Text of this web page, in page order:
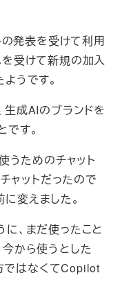
の発表を受けて利用
受けて新規の加入
うです。
成AIのブランドを
す。
うためのチャット
ャットだったので
変えました。
、まだ使ったこと
から使うとした
ではなくてCopilot